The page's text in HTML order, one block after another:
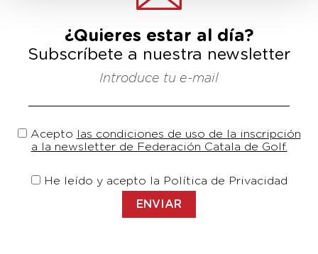
¿Quieres estar al día?
Subscríbete a nuestra newsletter
Introduce tu e-mail
Acepto las condiciones de uso de la inscripción
a la newsletter de Federación Catala de Golf.
He leído y acepto la Política de Privacidad